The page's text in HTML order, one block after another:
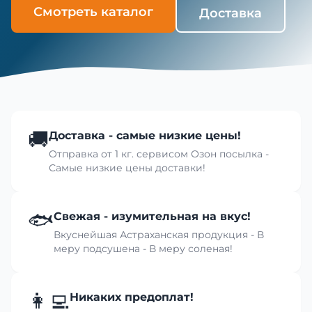
Смотреть каталог Доставка
🚚Доставка - самые низкие цены!
Отправка от 1 кг. сервисом Озон посылка -
Самые низкие цены доставки!
🐟Свежая - изумительная на вкус!
Вкуснейшая Астраханская продукция - В
меру подсушена - В меру соленая!
👩‍💻Никаких предоплат!